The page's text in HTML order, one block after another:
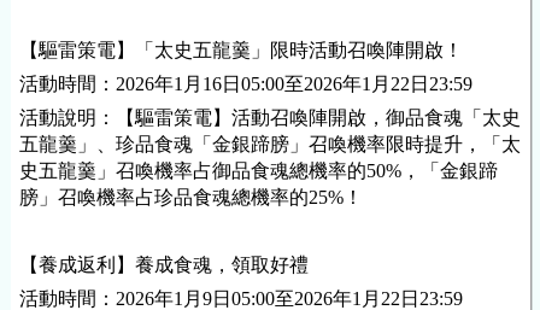
【驅雷策電】「太史五龍羹」限時活動召喚陣開啟！
活動時間：2026年1月16日05:00至2026年1月22日23:59
活動說明：【驅雷策電】活動召喚陣開啟，御品食魂「太史
五龍羹」、珍品食魂「金銀蹄膀」召喚機率限時提升，「太
史五龍羹」召喚機率占御品食魂總機率的50%，「金銀蹄
膀」召喚機率占珍品食魂總機率的25%！
【養成返利】養成食魂，領取好禮
活動時間：2026年1月9日05:00至2026年1月22日23:59